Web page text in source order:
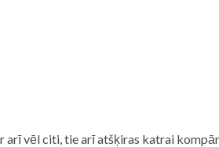
vēl citi, tie arī atšķiras katrai